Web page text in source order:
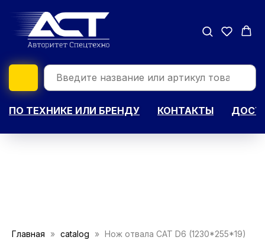
ПО ТЕХНИКЕ ИЛИ БРЕНДУ КОНТАКТЫ
Главная catalog Нож отвала CAT D6 (1230*255*19)